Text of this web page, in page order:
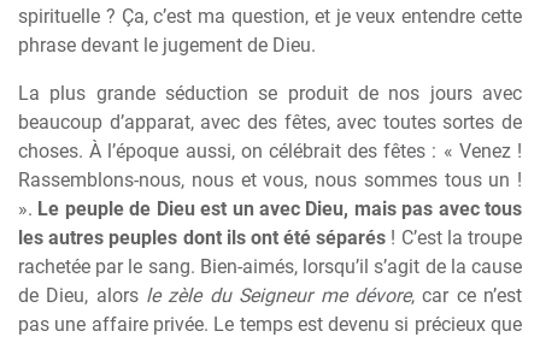
spirituelle ? Ça, c’est ma question, et je veux entendre cette
phrase devant le jugement de Dieu.
La plus grande séduction se produit de nos jours avec
beaucoup d’apparat, avec des fêtes, avec toutes sortes de
choses. À l’époque aussi, on célébrait des fêtes : « Venez !
Rassemblons-nous, nous et vous, nous sommes tous un !
». Le peuple de Dieu est un avec Dieu, mais pas avec tous
les autres peuples dont ils ont été séparés ! C’est la troupe
rachetée par le sang. Bien-aimés, lorsqu’il s’agit de la cause
de Dieu, alors le zèle du Seigneur me dévore, car ce n’est
pas une affaire privée. Le temps est devenu si précieux que